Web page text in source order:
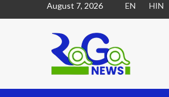
August 7, 2026 EN HIN